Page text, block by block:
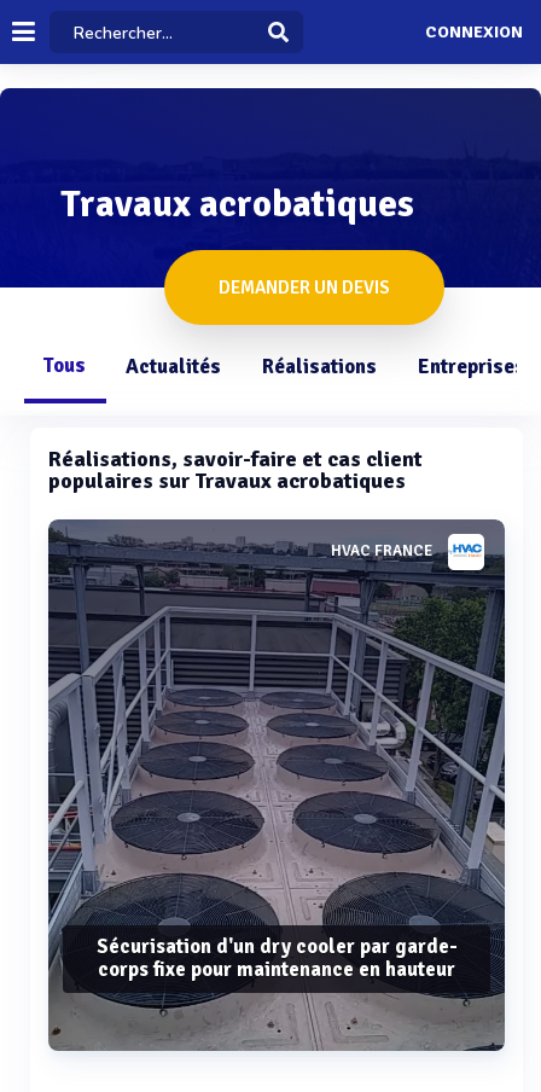
CONNEXION
Travaux acrobatiques
DEMANDER UN DEVIS
Tous Actualités Réalisations Entreprises
Réalisations, savoir-faire et cas client
populaires sur Travaux acrobatiques
HVAC FRANCE
Sécurisation d'un dry cooler par garde-
corps fixe pour maintenance en hauteur